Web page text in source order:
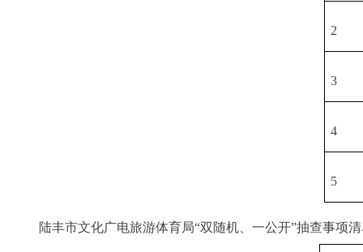
2
3
4
5
陆丰市文化广电旅游体育局“双随机、一公开”抽查事项